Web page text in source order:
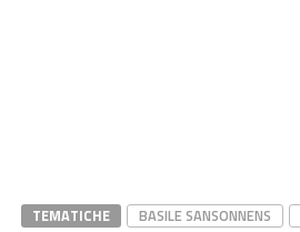
TEMATICHE BASILE SANSONNENS